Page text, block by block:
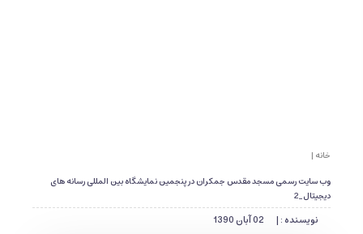
خانه |
وب سایت رسمی مسجد مقدس جمکران در پنجمین نمایشگاه بین المللی رسانه های
دیجیتال_2
نویسنده : | 02 آبان 1390